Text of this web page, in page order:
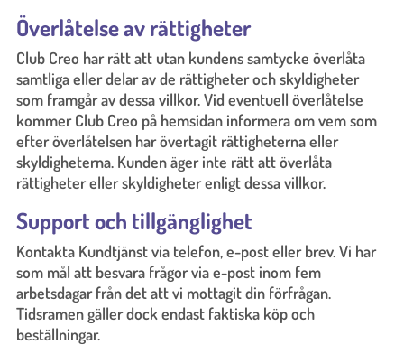
Överlåtelse av rättigheter
Club Creo har rätt att utan kundens samtycke överlåta
samtliga eller delar av de rättigheter och skyldigheter
som framgår av dessa villkor. Vid eventuell överlåtelse
kommer Club Creo på hemsidan informera om vem som
efter överlåtelsen har övertagit rättigheterna eller
skyldigheterna. Kunden äger inte rätt att överlåta
rättigheter eller skyldigheter enligt dessa villkor.
Support och tillgänglighet
Kontakta Kundtjänst via telefon, e-post eller brev. Vi har
som mål att besvara frågor via e-post inom fem
arbetsdagar från det att vi mottagit din förfrågan.
Tidsramen gäller dock endast faktiska köp och
beställningar.